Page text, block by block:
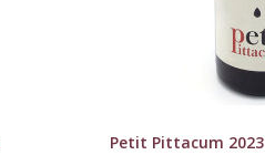
Petit Pittacum 2023